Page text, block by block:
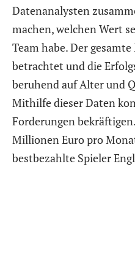
Datenanalysten
machen, welchen Wert
Team habe. Der
betrachtet und die
beruhend auf Alter und
Mithilfe dieser Daten
Forderungen
Millionen Euro pro
bestbezahlte Spieler